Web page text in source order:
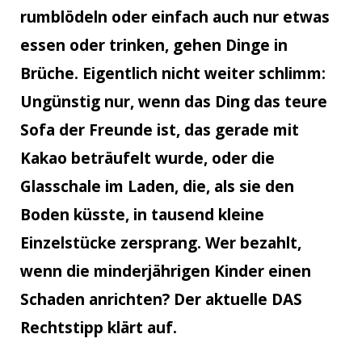
rumblödeln oder einfach auch nur etwas
essen oder trinken, gehen Dinge in
Brüche. Eigentlich nicht weiter schlimm:
Ungünstig nur, wenn das Ding das teure
Sofa der Freunde ist, das gerade mit
Kakao beträufelt wurde, oder die
Glasschale im Laden, die, als sie den
Boden küsste, in tausend kleine
Einzelstücke zersprang. Wer bezahlt,
wenn die minderjährigen Kinder einen
Schaden anrichten? Der aktuelle DAS
Rechtstipp klärt auf.